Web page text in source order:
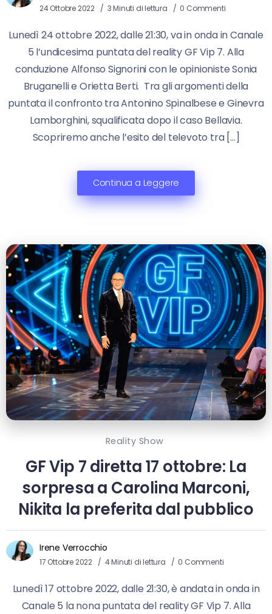
24 Ottobre 2022 3 Minuti di lettura 0 Commenti
Lunedì 24 ottobre 2022, dalle 21:30, va in onda in Canale
5 l’undicesima puntata del reality GF Vip 7. Alla
conduzione Alfonso Signorini con le opinioniste Sonia
Bruganelli e Orietta Berti. Tra gli argomenti della
puntata il confronto tra Antonino Spinalbese e Ginevra
Lamborghini, squalificata dopo il caso Bellavia.
Scopriremo anche l’esito del televoto tra […]
Continua a Leggere
Reality Show
GF Vip 7 diretta 17 ottobre: La
sorpresa a Carolina Marconi,
Nikita la preferita dal pubblico
Irene Verrocchio
17 Ottobre 2022 4 Minuti di lettura 0 Commenti
Lunedì 17 ottobre 2022, dalle 21:30, è andata in onda in
Canale 5 la nona puntata del reality GF Vip 7. Alla